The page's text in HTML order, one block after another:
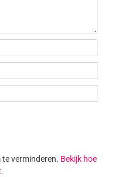
verminderen. Bekijk hoe
.